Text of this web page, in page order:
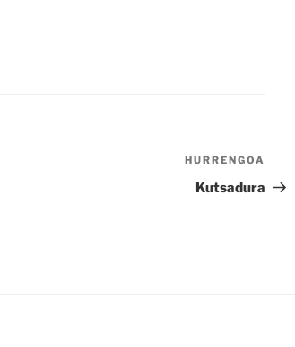
HURRENGOA
Kutsadura